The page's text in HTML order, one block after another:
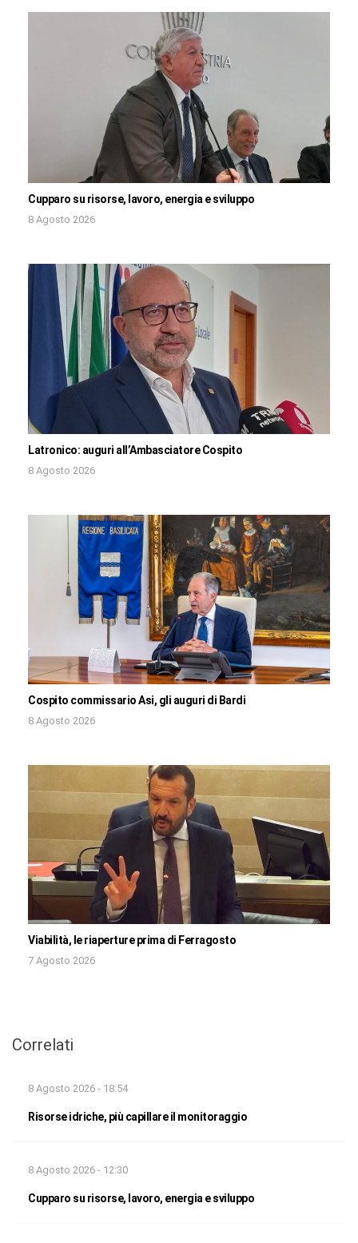
Cupparo su risorse, lavoro, energia e sviluppo
8 Agosto 2026
Latronico: auguri all’Ambasciatore Cospito
8 Agosto 2026
Cospito commissario Asi, gli auguri di Bardi
8 Agosto 2026
Viabilità, le riaperture prima di Ferragosto
7 Agosto 2026
Correlati
8 Agosto 2026 - 18:54
Risorse idriche, più capillare il monitoraggio
8 Agosto 2026 - 12:30
Cupparo su risorse, lavoro, energia e sviluppo